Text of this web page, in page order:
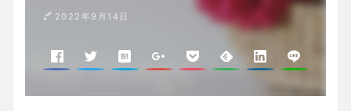
2022年9月14日